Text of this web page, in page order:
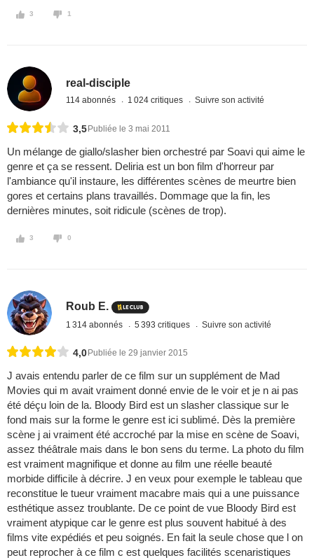
3 1
real-disciple
114 abonnés 1 024 critiques Suivre son activité
3,5 Publiée le 3 mai 2011
Un mélange de giallo/slasher bien orchestré par Soavi qui aime le
genre et ça se ressent. Deliria est un bon film d'horreur par
l'ambiance qu'il instaure, les différentes scènes de meurtre bien
gores et certains plans travaillés. Dommage que la fin, les
dernières minutes, soit ridicule (scènes de trop).
3 0
Roub E.
1 314 abonnés 5 393 critiques Suivre son activité
4,0 Publiée le 29 janvier 2015
J avais entendu parler de ce film sur un supplément de Mad
Movies qui m avait vraiment donné envie de le voir et je n ai pas
été déçu loin de la. Bloody Bird est un slasher classique sur le
fond mais sur la forme le genre est ici sublimé. Dès la première
scène j ai vraiment été accroché par la mise en scène de Soavi,
assez théâtrale mais dans le bon sens du terme. La photo du film
est vraiment magnifique et donne au film une réelle beauté
morbide difficile à décrire. J en veux pour exemple le tableau que
reconstitue le tueur vraiment macabre mais qui a une puissance
esthétique assez troublante. De ce point de vue Bloody Bird est
vraiment atypique car le genre est plus souvent habitué à des
films vite expédiés et peu soignés. En fait la seule chose que l on
peut reprocher à ce film c est quelques facilités scenaristiques